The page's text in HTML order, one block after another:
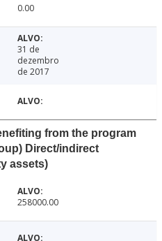
0.00
31 de
dezembro
de 2017
from the program
Direct/indirect
assets)
258000.00